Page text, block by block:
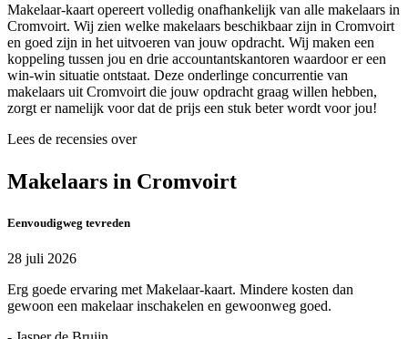
Makelaar-kaart opereert volledig onafhankelijk van alle makelaars in
Cromvoirt. Wij zien welke makelaars beschikbaar zijn in Cromvoirt
en goed zijn in het uitvoeren van jouw opdracht. Wij maken een
koppeling tussen jou en drie accountantskantoren waardoor er een
win-win situatie ontstaat. Deze onderlinge concurrentie van
makelaars uit Cromvoirt die jouw opdracht graag willen hebben,
zorgt er namelijk voor dat de prijs een stuk beter wordt voor jou!
Lees de recensies over
Makelaars in Cromvoirt
Eenvoudigweg tevreden
28 juli 2026
Erg goede ervaring met Makelaar-kaart. Mindere kosten dan
gewoon een makelaar inschakelen en gewoonweg goed.